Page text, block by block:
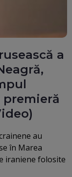
a
au
în Marea
iraniene folosite